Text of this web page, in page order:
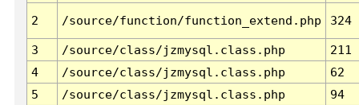
2 /source/function/function_extend.php 324
3 /source/class/jzmysql.class.php
211
4
/source/class/jzmysql.class.php
62
5
/source/class/jzmysql.class.php
94